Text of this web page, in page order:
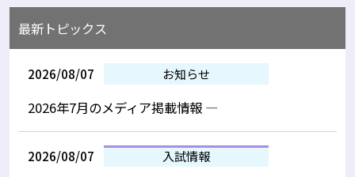
最新トピックス
2026/08/07 お知らせ
2026年7月のメディア掲載情報 —
2026/08/07 入試情報